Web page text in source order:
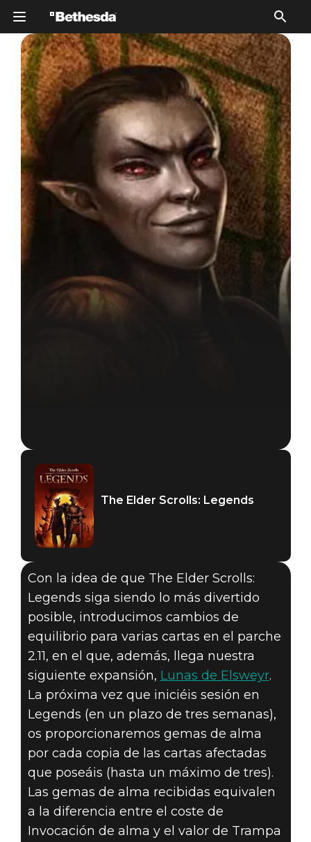
The Elder Scrolls: Legends
21 de junio de 2019
LOS CAMBIOS
DE EQUILIBRIO
QUE LLEGARÁN
CON EL PARCHE
2.11
The Elder Scrolls: Legends
Con la idea de que The Elder Scrolls:
Legends siga siendo lo más divertido
posible, introducimos cambios de
equilibrio para varias cartas en el parche
2.11, en el que, además, llega nuestra
siguiente expansión, Lunas de Elsweyr.
La próxima vez que iniciéis sesión en
Legends (en un plazo de tres semanas),
os proporcionaremos gemas de alma
por cada copia de las cartas afectadas
que poseáis (hasta un máximo de tres).
Las gemas de alma recibidas equivalen
a la diferencia entre el coste de
Invocación de alma y el valor de Trampa